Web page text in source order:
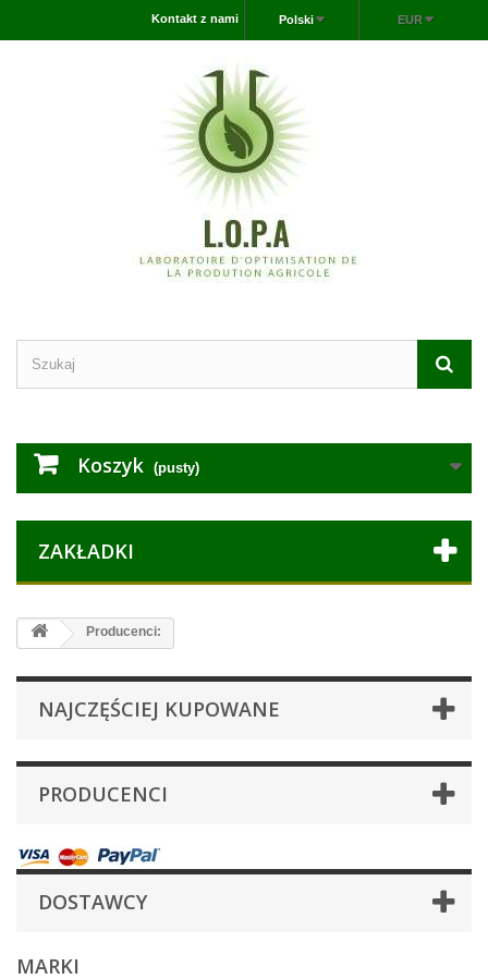
EUR
Polski
Kontakt z nami
Koszyk (pusty)
ZAKŁADKI
Producenci:
NAJCZĘŚCIEJ KUPOWANE
PRODUCENCI
DOSTAWCY
MARKI